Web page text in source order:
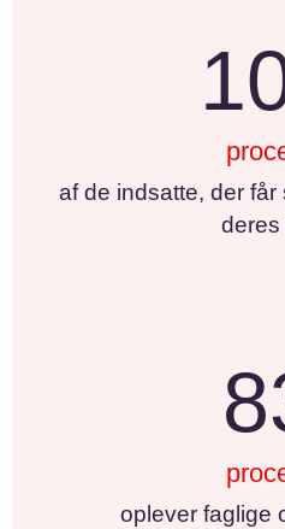
af de indsatte, der
deres
oplever faglige